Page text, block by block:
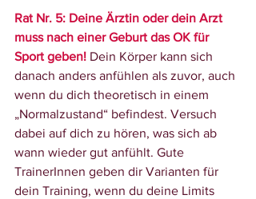
Rat Nr. 5: Deine Ärztin oder dein Arzt
muss nach einer Geburt das OK für
Sport geben! Dein Körper kann sich
danach anders anfühlen als zuvor, auch
wenn du dich theoretisch in einem
„Normalzustand“ befindest. Versuch
dabei auf dich zu hören, was sich ab
wann wieder gut anfühlt. Gute
TrainerInnen geben dir Varianten für
dein Training, wenn du deine Limits